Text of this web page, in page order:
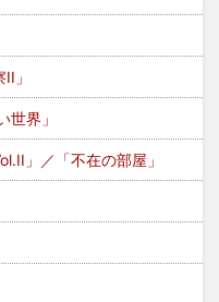
」
界」
」／「不在の部屋」